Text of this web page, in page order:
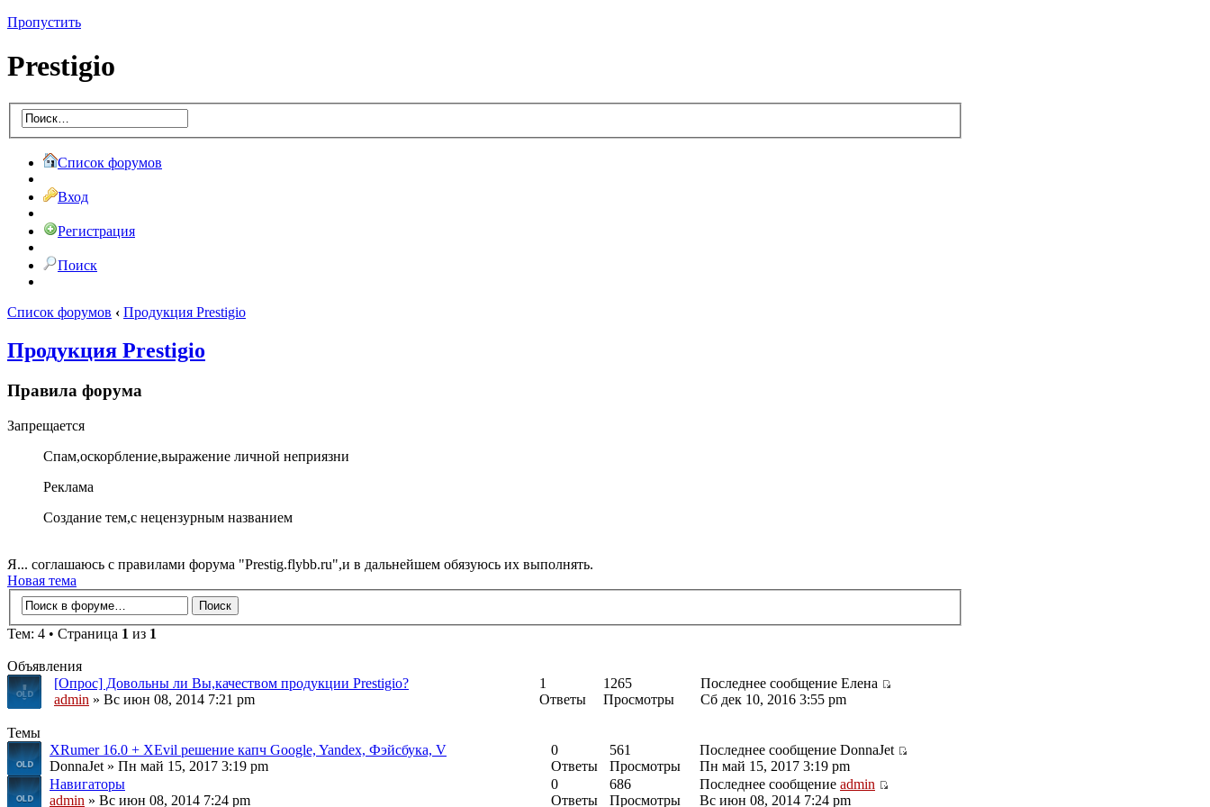
Пропустить
Prestigio
Список форумов
Вход
Регистрация
Поиск
Список форумов ‹ Продукция Prestigio
Продукция Prestigio
Правила форума
Запрещается
Спам,оскорбление,выражение личной неприязни
Реклама
Создание тем,с нецензурным названием
Я... соглашаюсь с правилами форума "Prestig.flybb.ru",и в дальнейшем обязуюсь их выполнять.
Новая тема
Тем: 4 • Страница 1 из 1
Объявления
[Опрос] Довольны ли Вы,качеством продукции Prestigio?
admin » Вс июн 08, 2014 7:21 pm
1
Ответы
1265
Просмотры
Последнее сообщение Елена
Сб дек 10, 2016 3:55 pm
Темы
XRumer 16.0 + XEvil решение капч Google, Yandex, Фэйсбука, V
DonnaJet » Пн май 15, 2017 3:19 pm
0
Ответы
561
Просмотры
Последнее сообщение DonnaJet
Пн май 15, 2017 3:19 pm
Навигаторы
admin » Вс июн 08, 2014 7:24 pm
0
Ответы
686
Просмотры
Последнее сообщение admin
Вс июн 08, 2014 7:24 pm